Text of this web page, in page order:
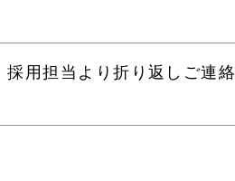
用担当より折り返しご連絡